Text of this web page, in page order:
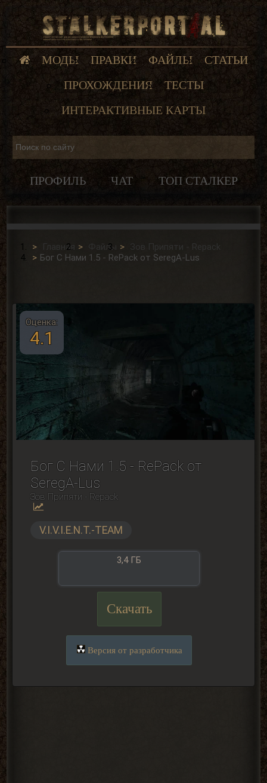
МОДЫ ПРАВКИ ФАЙЛЫ
СТАТЬИ
ПРОХОЖДЕНИЯ
ТЕСТЫ
ИНТЕРАКТИВНЫЕ КАРТЫ
ПРОФИЛЬ ЧАТ ТОП СТАЛКЕР
Главная Файлы
Зов Припяти - Repack
Бог С Нами 1.5 - RePack от SeregA-Lus
Оценка:
4.1
Бог С Нами 1.5 - RePack от
SeregA-Lus
Зов Припяти - Repack
V.I.V.I.E.N.T.-TEAM
3,4 ГБ
Скачать
Версия от разработчика